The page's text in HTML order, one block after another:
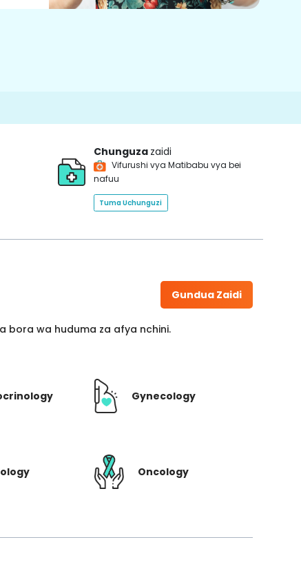
Chunguza zaidi
Vifurushi vya Matibabu vya bei
nafuu
Tuma Uchunguzi
Gundua Zaidi
bora wa huduma za afya nchini.
Gynecology
Oncology